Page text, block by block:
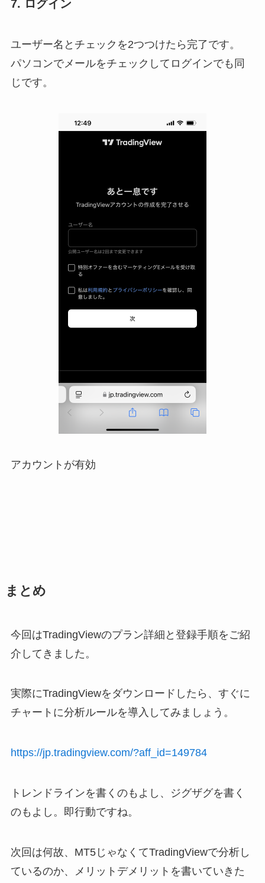
7. ログイン
ユーザー名とチェックを2つつけたら完了です。
パソコンでメールをチェックしてログインでも同
じです。
アカウントが有効
まとめ
今回はTradingViewのプラン詳細と登録手順をご紹
介してきました。
実際にTradingViewをダウンロードしたら、すぐに
チャートに分析ルールを導入してみましょう。
https://jp.tradingview.com/?aff_id=149784
トレンドラインを書くのもよし、ジグザグを書く
のもよし。即行動ですね。
次回は何故、MT5じゃなくてTradingViewで分析し
ているのか、メリットデメリットを書いていきた